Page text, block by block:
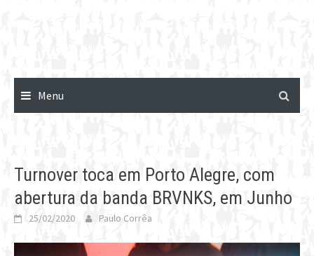
Menu
Turnover toca em Porto Alegre, com
abertura da banda BRVNKS, em Junho
25/02/2020 Paulo Corrêa